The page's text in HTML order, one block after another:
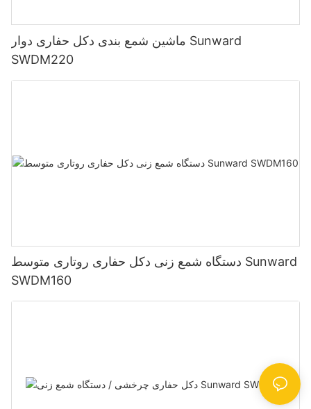
ماشین شمع بندی دکل حفاری دوار Sunward
SWDM220
دستگاه شمع زنی دکل حفاری روتاری متوسط ​​Sunward
SWDM160